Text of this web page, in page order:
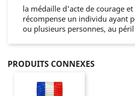
la médaille d'acte de courage
récompense un individu ayant
ou plusieurs personnes, au péril
PRODUITS CONNEXES